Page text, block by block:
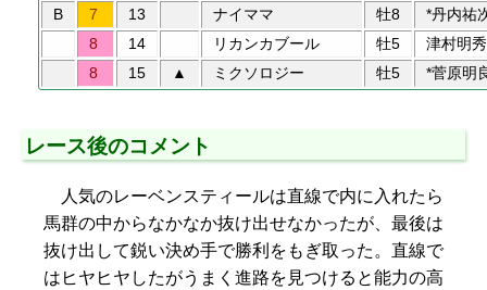
B
7 13 ナイママ 牡8
*丹内祐
8
14 リカンカブール 牡5
津村明秀
8
15 ▲ ミクソロジー 牡5 *菅原明
レース後のコメント
人気のレーベンスティールは直線で内に入れたら
馬群の中からなかなか抜け出せなかったが、最後は
抜け出して鋭い決め手で勝利をもぎ取った。直線で
はヒヤヒヤしたがうまく進路を見つけると能力の高